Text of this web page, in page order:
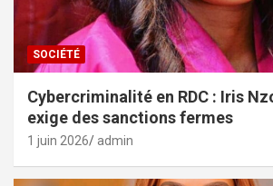
SOCIÉTÉ
Cybercriminalité en RDC : Iris
exige des sanctions fermes
1 juin 2026 admin